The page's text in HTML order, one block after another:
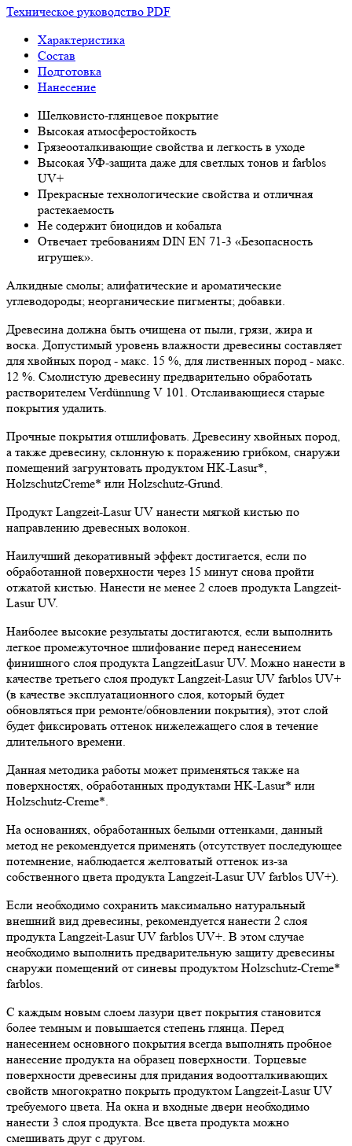
Техническое руководство PDF
Характеристика
Состав
Подготовка
Нанесение
Шелковисто-глянцевое покрытие
Высокая атмосферостойкость
Грязеооталкивающие свойства и легкость в уходе
Высокая УФ-защита даже для светлых тонов и farblos
UV+
Прекрасные технологические свойства и отличная
растекаемость
Не содержит биоцидов и кобальта
Отвечает требованиям DIN EN 71-3 «Безопасность
игрушек».
Алкидные смолы; алифатические и ароматические
углеводороды; неорганические пигменты; добавки.
Древесина должна быть очищена от пыли, грязи, жира и
воска. Допустимый уровень влажности древесины составляет
для хвойных пород - макс. 15 %, для лиственных пород - макс.
12 %. Смолистую древесину предварительно обработать
растворителем Verdünnung V 101. Отслаивающиеся старые
покрытия удалить.
Прочные покрытия отшлифовать. Древесину хвойных пород,
а также древесину, склонную к поражению грибком, снаружи
помещений загрунтовать продуктом HK-Lasur*,
HolzschutzCreme* или Holzschutz-Grund.
Продукт Langzeit-Lasur UV нанести мягкой кистью по
направлению древесных волокон.
Наилучший декоративный эффект достигается, если по
обработанной поверхности через 15 минут снова пройти
отжатой кистью. Нанести не менее 2 слоев продукта Langzeit-
Lasur UV.
Наиболее высокие результаты достигаются, если выполнить
легкое промежуточное шлифование перед нанесением
финишного слоя продукта LangzeitLasur UV. Можно нанести в
качестве третьего слоя продукт Langzeit-Lasur UV farblos UV+
(в качестве эксплуатационного слоя, который будет
обновляться при ремонте/обновлении покрытия), этот слой
будет фиксировать оттенок нижележащего слоя в течение
длительного времени.
Данная методика работы может применяться также на
поверхностях, обработанных продуктами HK-Lasur* или
Holzschutz-Creme*.
На основаниях, обработанных белыми оттенками, данный
метод не рекомендуется применять (отсутствует последующее
потемнение, наблюдается желтоватый оттенок из-за
собственного цвета продукта Langzeit-Lasur UV farblos UV+).
Если необходимо сохранить максимально натуральный
внешний вид древесины, рекомендуется нанести 2 слоя
продукта Langzeit-Lasur UV farblos UV+. В этом случае
необходимо выполнить предварительную защиту древесины
снаружи помещений от синевы продуктом Holzschutz-Creme*
farblos.
С каждым новым слоем лазури цвет покрытия становится
более темным и повышается степень глянца. Перед
нанесением основного покрытия всегда выполнять пробное
нанесение продукта на образец поверхности. Торцевые
поверхности древесины для придания водоотталкивающих
свойств многократно покрыть продуктом Langzeit-Lasur UV
требуемого цвета. На окна и входные двери необходимо
нанести 3 слоя продукта. Все цвета продукта можно
смешивать друг с другом.